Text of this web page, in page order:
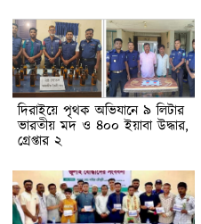
দিরাইয়ে পৃথক অভিযানে ৯ লিটার
ভারতীয় মদ ও ৪০০ ইয়াবা উদ্ধার,
গ্রেপ্তার ২